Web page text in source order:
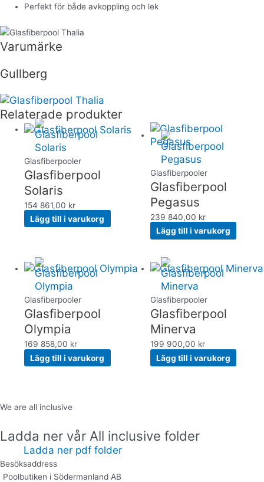
Perfekt för både avkoppling och lek
Varumärke
Gullberg
Relaterade produkter
Glasfiberpooler
Glasfiberpool
Solaris
154 861,00 kr
Lägg till i varukorg
Glasfiberpooler
Glasfiberpool
Pegasus
239 840,00 kr
Lägg till i varukorg
Glasfiberpooler
Glasfiberpool
Olympia
169 858,00 kr
Lägg till i varukorg
Glasfiberpooler
Glasfiberpool
Minerva
199 900,00 kr
Lägg till i varukorg
We are all inclusive
Ladda ner vår All inclusive folder
Ladda ner pdf folder
Besöksaddress
Poolbutiken i Södermanland AB